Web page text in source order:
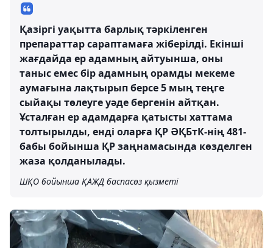
Қазіргі уақытта барлық тәркіленген
препараттар сараптамаға жіберілді. Екінші
жағдайда ер адамның айтуынша, оны
таныс емес бір адамның орамды мекеме
аумағына лақтырып берсе 5 мың теңге
сыйақы төлеуге уәде бергенін айтқан.
Ұсталған ер адамдарға қатысты хаттама
толтырылды, енді оларға ҚР ӘҚБтК-нің 481-
бабы бойынша ҚР заңнамасында көзделген
жаза қолданылады.
ШҚО бойынша ҚАЖД баспасөз қызметі